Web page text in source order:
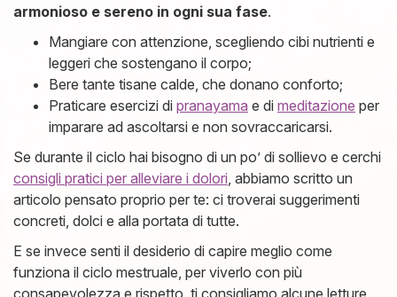
armonioso e sereno in ogni sua fase.
Mangiare con attenzione, scegliendo cibi nutrienti e
leggeri che sostengano il corpo;
Bere tante tisane calde, che donano conforto;
Praticare esercizi di pranayama e di meditazione per
imparare ad ascoltarsi e non sovraccaricarsi.
Se durante il ciclo hai bisogno di un po’ di sollievo e cerchi
consigli pratici per alleviare i dolori, abbiamo scritto un
articolo pensato proprio per te: ci troverai suggerimenti
concreti, dolci e alla portata di tutte.
E se invece senti il desiderio di capire meglio come
funziona il ciclo mestruale, per viverlo con più
consapevolezza e rispetto, ti consigliamo alcune letture